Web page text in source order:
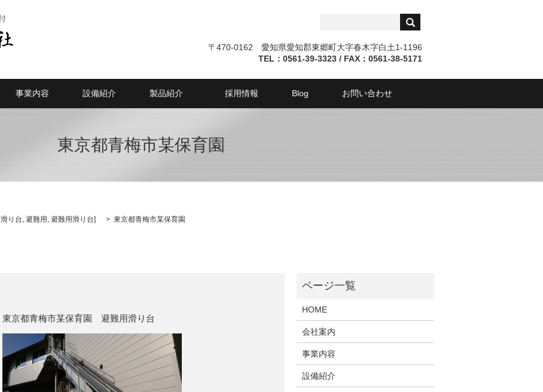
〒470-0162 愛知県愛知郡東郷町大字春木字白土1-1196
TEL：0561-39-3323 / FAX：0561-38-5171
事業内容 設備紹介 製品紹介 採用情報 Blog お問い合わせ
東京都青梅市某保育園
滑り台, 避難用 , 避難用滑り台] 東京都青梅市某保育園
東京都青梅市某保育園 避難用滑り台
HOME
会社案内
事業内容
設備紹介